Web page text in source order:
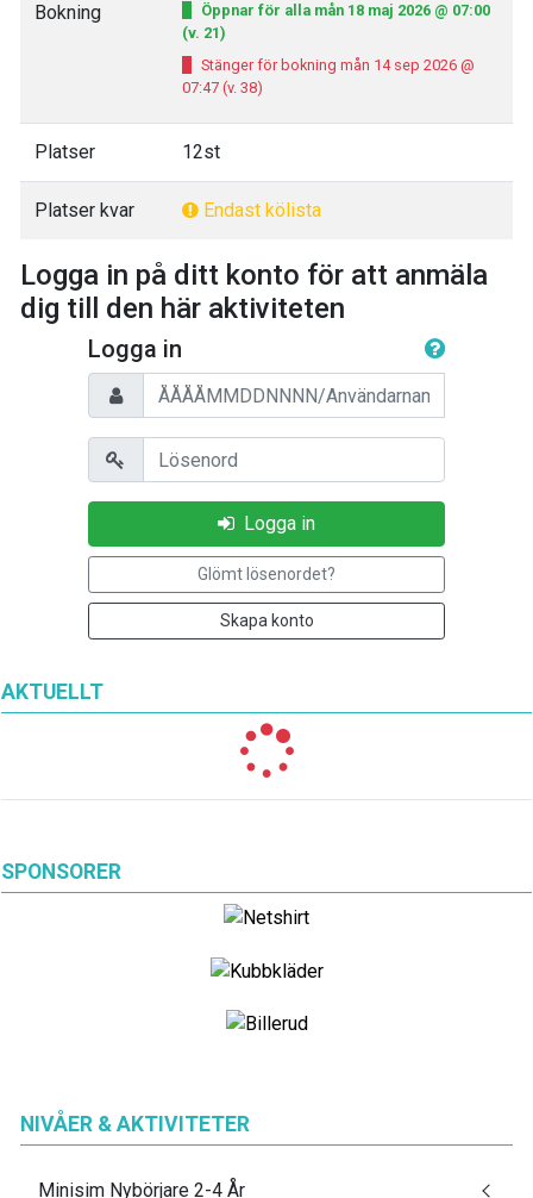
AKTUELLT
SPONSORER
Bokning
Öppnar för alla mån 18 maj 2026 @ 07:00
(v. 21)
Stänger för bokning mån 14 sep 2026 @
07:47 (v. 38)
Platser 12st
Platser kvar Endast kölista
Logga in på ditt konto för att anmäla
dig till den här aktiviteten
Logga in
Personnummer/Användarnamn
Lösenord
Logga in
Glömt lösenordet?
Skapa konto
NIVÅER & AKTIVITETER
Minisim Nybörjare 2-4 År